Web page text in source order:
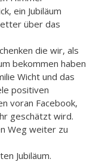
ein Jubiläum
über das
die wir, als
bekommen haben
Wicht und das
positiven
voran Facebook,
geschätzt wird.
Weg weiter zu
Jubiläum.